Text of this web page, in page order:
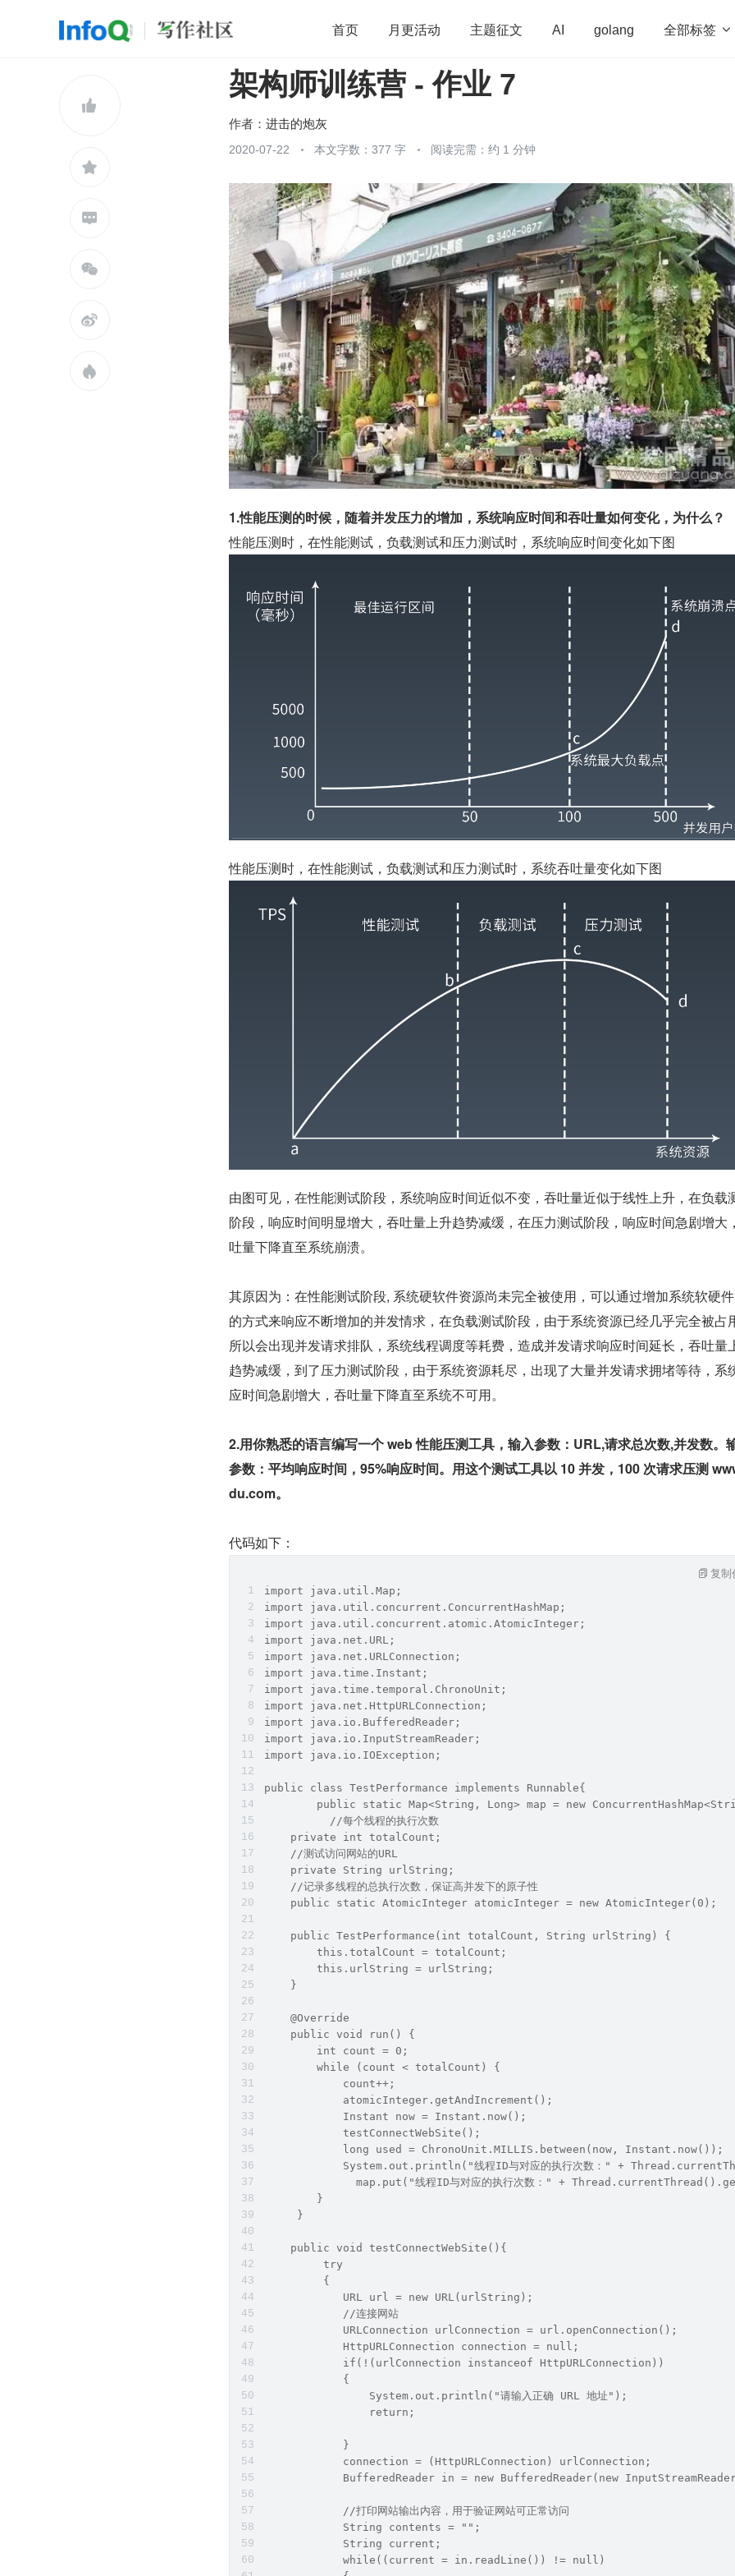
首页 月更活动 主题征文 AI golang 全部标签 
开源 架构 OpenHarmony 算法
前端 团队管理






架构师训练营 - 作业 7
作者： 进击的炮灰
2020-07-22 本文字数：377 字 阅读完需：约 1 分钟
1.性能压测的时候，随着并发压力的增加，系统响应时间和吞吐量如何变化，为什么？
性能压测时，在性能测试，负载测试和压力测试时，系统响应时间变化如下图
性能压测时，在性能测试，负载测试和压力测试时，系统吞吐量变化如下图
由图可见，在性能测试阶段，系统响应时间近似不变，吞吐量近似于线性上升，在负载
阶段，响应时间明显增大，吞吐量上升趋势减缓，在压力测试阶段，响应时间急剧增大
吐量下降直至系统崩溃。
其原因为：在性能测试阶段, 系统硬软件资源尚未完全被使用，可以通过增加系统软硬
的方式来响应不断增加的并发情求，在负载测试阶段，由于系统资源已经几乎完全被占
所以会出现并发请求排队，系统线程调度等耗费，造成并发请求响应时间延长，吞吐量
趋势减缓，到了压力测试阶段，由于系统资源耗尽，出现了大量并发请求拥堵等待，系
应时间急剧增大，吞吐量下降直至系统不可用。
2.用你熟悉的语言编写一个 web 性能压测工具，输入参数：URL,请求总次数,并发数。
参数：平均响应时间，95%响应时间。用这个测试工具以 10 并发，100 次请求压测
du.com。
代码如下：
import java.util.Map;
import java.util.concurrent.ConcurrentHashMap;
import java.util.concurrent.atomic.AtomicInteger;
import java.net.URL;
import java.net.URLConnection;
import java.time.Instant;
import java.time.temporal.ChronoUnit;
import java.net.HttpURLConnection;
import java.io.BufferedReader;
import java.io.InputStreamReader;
import java.io.IOException;
public class TestPerformance implements Runnable{
public static Map<String, Long> map = new
	  //每个线程的执行次数
    private int totalCount;
    //测试访问网站的URL
    private String urlString;
    //记录多线程的总执行次数，保证高并发下的原子性
    public static AtomicInteger atomicInteger = new AtomicInteger(0);
    public TestPerformance(int totalCount, String urlString) {
        this.totalCount = totalCount;
        this.urlString = urlString;
    }
    @Override
    public void run() {
        int count = 0;
        while (count < totalCount) {
            count++;
            atomicInteger.getAndIncrement();
            Instant now = Instant.now();
            testConnectWebSite();
            long used = ChronoUnit.MILLIS.between(now, Instant.now());
System.out.println("线程ID与对应的执行次数：" +
map.put("线程ID与对应的执行次数：" +
        }
     }
    public void testConnectWebSite(){
    	 try
    	 {
            URL url = new URL(urlString);
            //连接网站
            URLConnection urlConnection = url.openConnection();
            HttpURLConnection connection = null;
            if(!(urlConnection instanceof HttpURLConnection))
            {
            	System.out.println("请输入正确 URL 地址");
                return;
            }
            connection = (HttpURLConnection) urlConnection;
BufferedReader in = new BufferedReader(new
            //打印网站输出内容，用于验证网站可正常访问
            String contents = "";
            String current;
            while((current = in.readLine()) != null)
复制